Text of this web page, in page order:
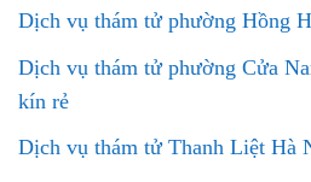
Dịch vụ thám tử phường Hồng
Dịch vụ thám tử phường Cửa
kín rẻ
Dịch vụ thám tử Thanh Liệt Hà